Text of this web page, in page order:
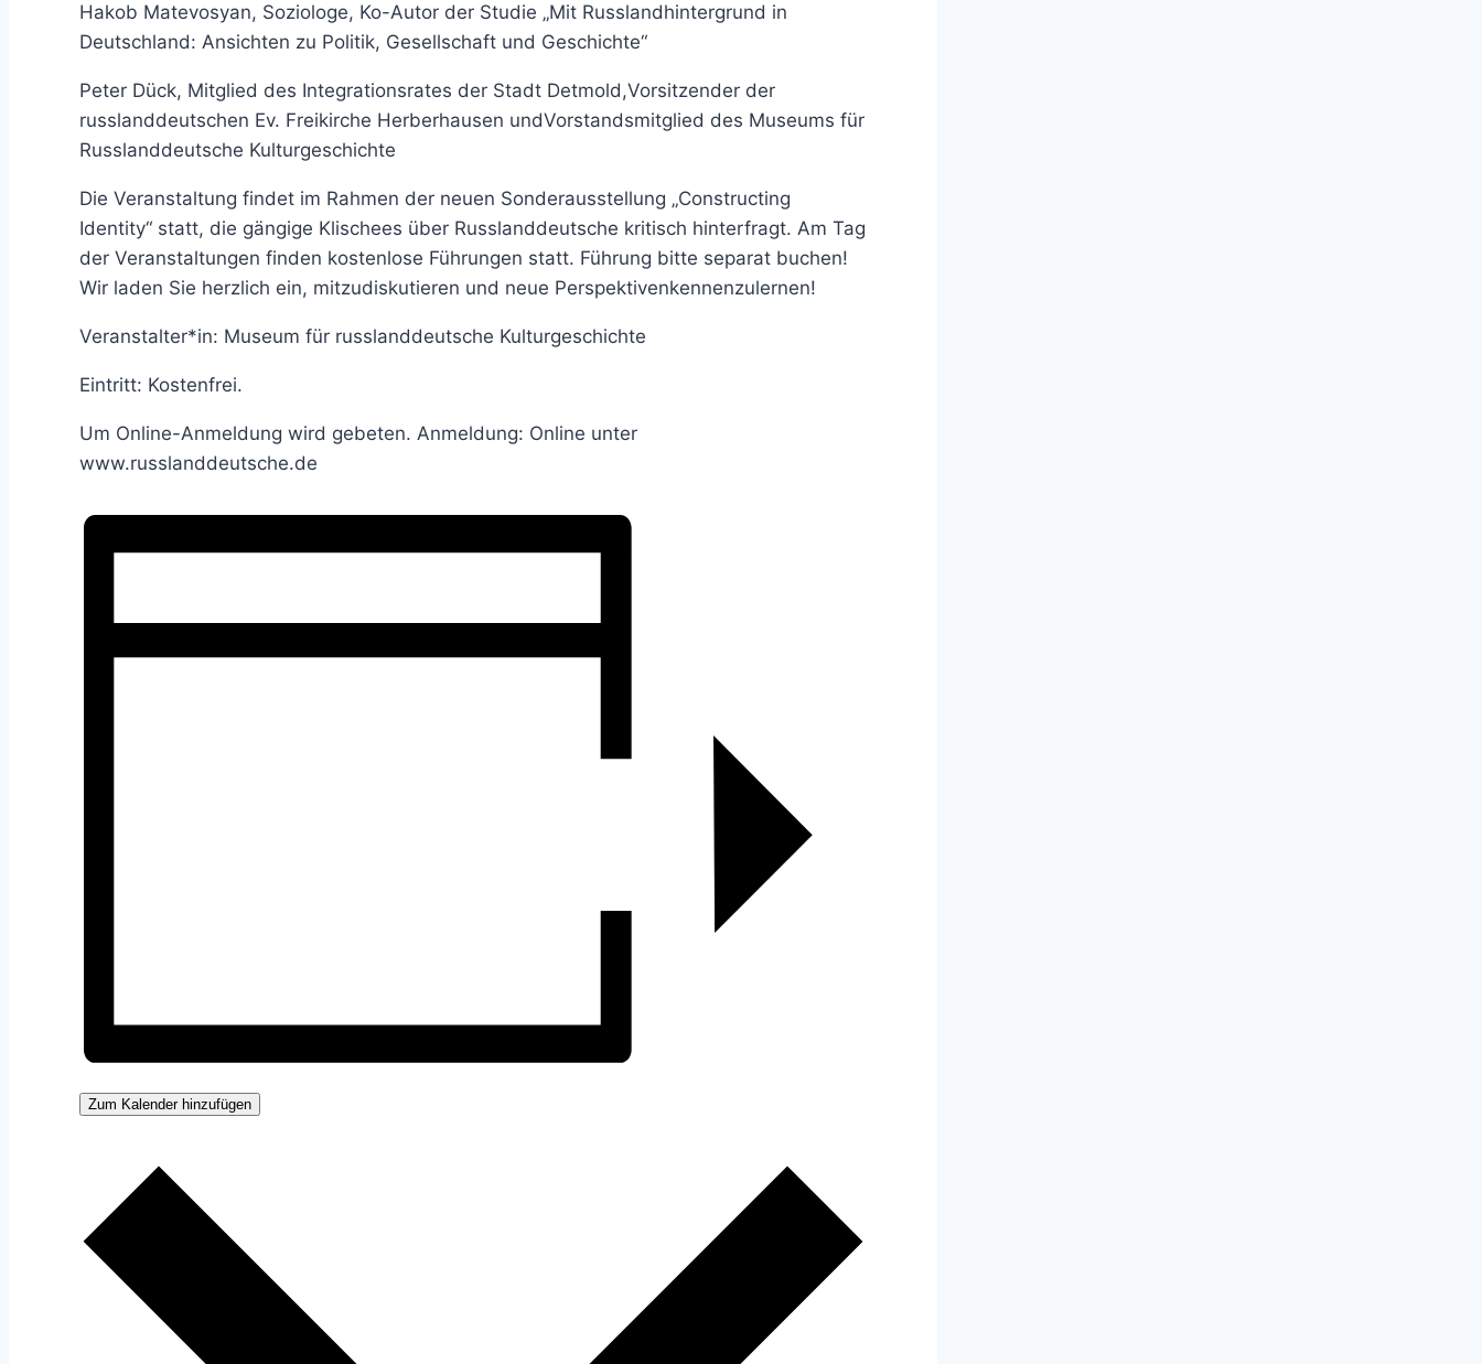
Hakob Matevosyan, Soziologe, Ko-Autor der Studie „Mit Russlandhintergrund in
Deutschland: Ansichten zu Politik, Gesellschaft und Geschichte“
Peter Dück, Mitglied des Integrationsrates der Stadt Detmold,Vorsitzender der
russlanddeutschen Ev. Freikirche Herberhausen undVorstandsmitglied des Museums für
Russlanddeutsche Kulturgeschichte
Die Veranstaltung findet im Rahmen der neuen Sonderausstellung „Constructing
Identity“ statt, die gängige Klischees über Russlanddeutsche kritisch hinterfragt. Am Tag
der Veranstaltungen finden kostenlose Führungen statt. Führung bitte separat buchen!
Wir laden Sie herzlich ein, mitzudiskutieren und neue Perspektivenkennenzulernen!
Veranstalter*in: Museum für russlanddeutsche Kulturgeschichte
Eintritt: Kostenfrei.
Um Online-Anmeldung wird gebeten. Anmeldung: Online unter
www.russlanddeutsche.de
Zum Kalender hinzufügen